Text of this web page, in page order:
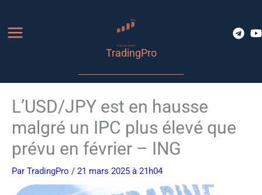
contenu
TradingPro
L’USD/JPY est en hausse
malgré un IPC plus élevé que
prévu en février – ING
Par TradingPro / 21 mars 2025 à 21h04